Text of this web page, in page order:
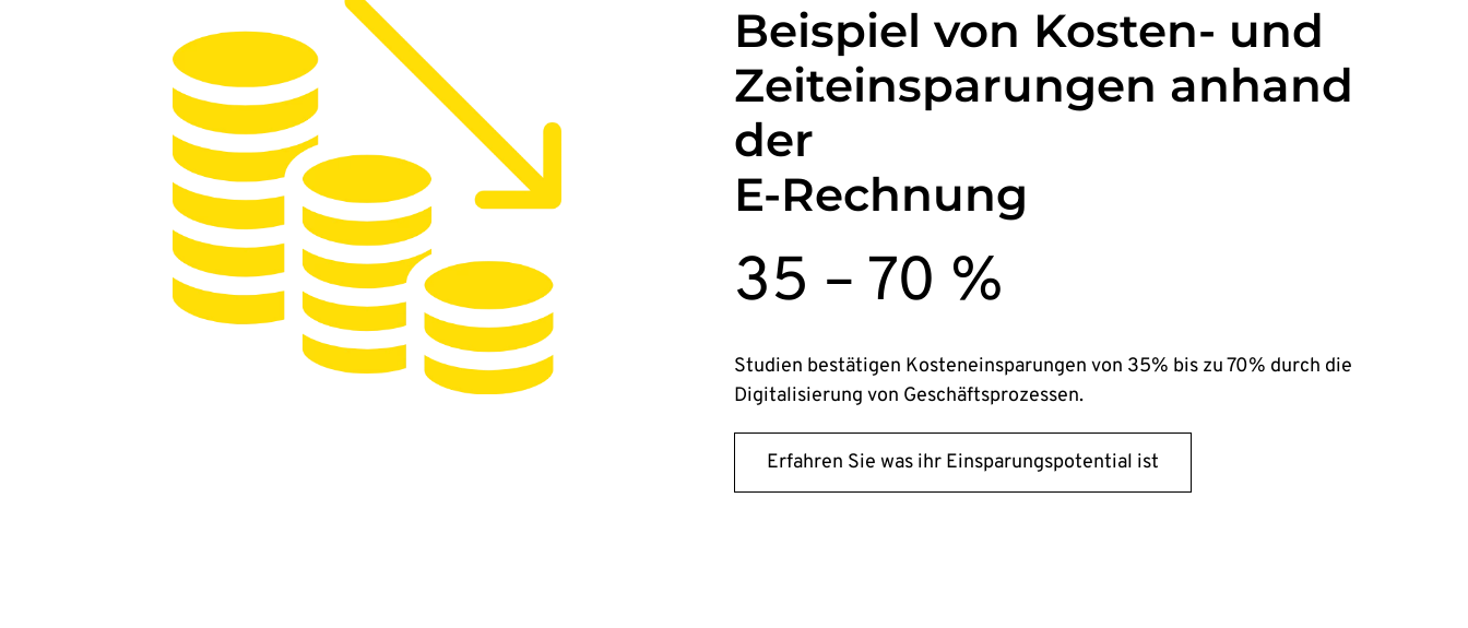
Beispiel von Kosten- und
Zeiteinsparungen anhand
der
E-Rechnung
35 – 70 %
Studien bestätigen Kosteneinsparungen von 35% bis zu 70% durch die
Digitalisierung von Geschäftsprozessen.
Erfahren Sie was ihr Einsparungspotential ist